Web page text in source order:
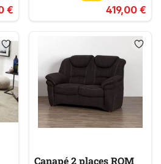
€ 419,00 €
Canapé 2 places ROM